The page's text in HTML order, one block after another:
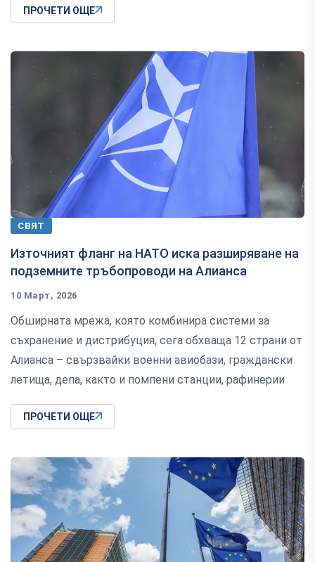
ПРОЧЕТИ ОЩЕ
СВЯТ
Източният фланг на НАТО иска разширяване на
подземните тръбопроводи на Алианса
10 Март, 2026
Обширната мрежа, която комбинира системи за
съхранение и дистрибуция, сега обхваща 12 страни от
Алианса – свързвайки военни авиобази, граждански
летища, депа, както и помпени станции, рафинерии
ПРОЧЕТИ ОЩЕ